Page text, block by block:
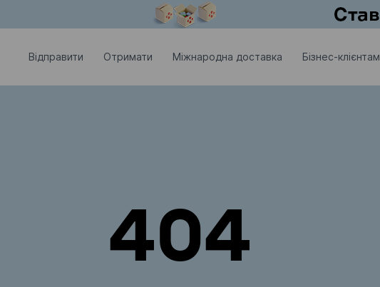
Відправити Отримати Міжнародна доставка Бізнес-клієнтам
404